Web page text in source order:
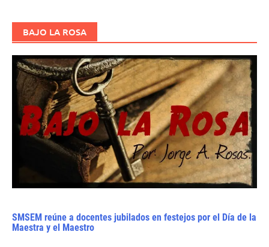
BAJO LA ROSA
SMSEM reúne a docentes jubilados en festejos por el Día de la
Maestra y el Maestro